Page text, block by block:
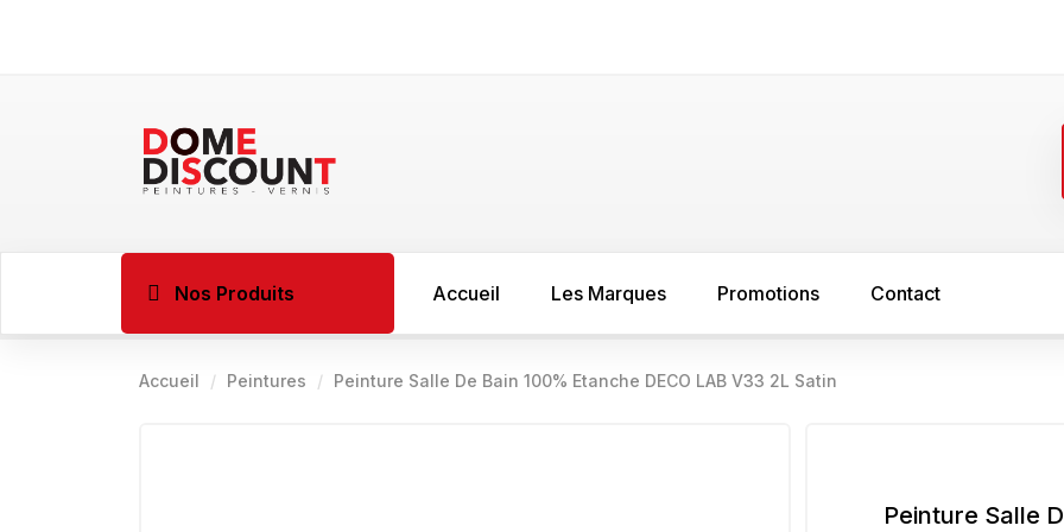
Nos Produits
BOIS FER
Accueil Les Marques Promotions Contact
Accueil Peintures Peinture Salle De Bain 100% Etanche DECO LAB V33 2L Satin
Peinture Salle